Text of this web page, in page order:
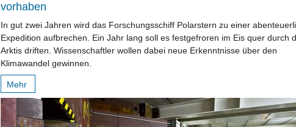
vorhaben
In gut zwei Jahren wird das Forschungsschiff Polarstern zu einer
Expedition aufbrechen. Ein Jahr lang soll es festgefroren im Eis quer durch
Arktis driften. Wissenschaftler wollen dabei neue Erkenntnisse über den
Klimawandel gewinnen.
Mehr